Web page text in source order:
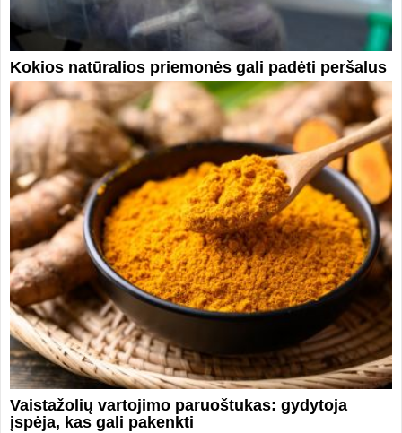
Kokios natūralios priemonės gali padėti peršalus
Vaistažolių vartojimo paruoštukas: gydytoja
įspėja, kas gali pakenkti